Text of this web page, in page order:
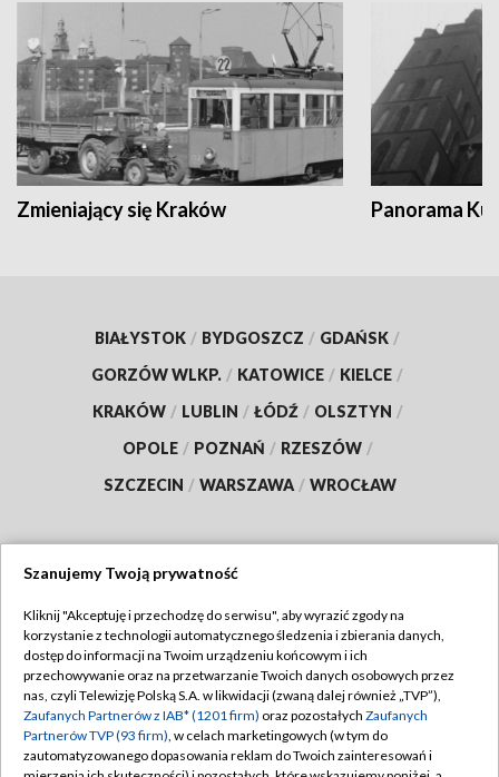
Zmieniający się Kraków Panorama
BIAŁYSTOK / BYDGOSZCZ / GDAŃSK /
GORZÓW WLKP. / KATOWICE / KIELCE /
KRAKÓW / LUBLIN / ŁÓDŹ / OLSZTYN /
OPOLE / POZNAŃ / RZESZÓW /
SZCZECIN / WARSZAWA / WROCŁAW
TVP
Abonament TVP
Emisja w TVP
Centrum informacji TVP
Regulamin TVP
Polityka prywatności
Moje zgody
Szanujemy Twoją prywatność
Kliknij "Akceptuję i przechodzę do serwisu", aby wyrazić zgody na
korzystanie z technologii automatycznego śledzenia i zbierania danych,
dostęp do informacji na Twoim urządzeniu końcowym i ich
przechowywanie oraz na przetwarzanie Twoich danych osobowych przez
nas, czyli Telewizję Polską S.A. w likwidacji (zwaną dalej również „TVP”),
Zaufanych Partnerów z IAB* (1201 firm) oraz pozostałych Zaufanych
Partnerów TVP (93 firm), w celach marketingowych (w tym do
zautomatyzowanego dopasowania reklam do Twoich zainteresowań i